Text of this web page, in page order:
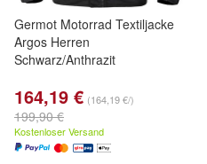
Germot Motorrad Textiljacke
Argos Herren
Schwarz/Anthrazit
164,19 € (164,19 €/)
199,90 €
Kostenloser Versand